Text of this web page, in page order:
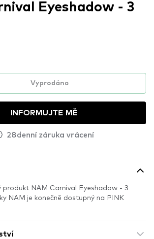
Eyeshadow - 3
Vyprodáno
INFORMUJTE MĚ
28denní záruka vrácení
produkt NAM Carnival Eyeshadow - 3
NAM je konečně dostupný na PINK